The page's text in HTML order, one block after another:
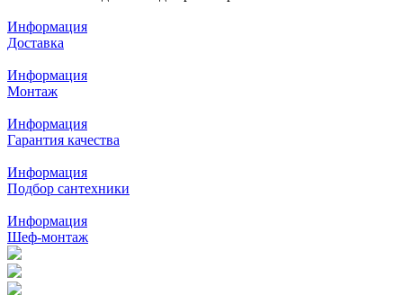
Информация
Доставка
Информация
Монтаж
Информация
Гарантия качества
Информация
Подбор сантехники
Информация
Шеф-монтаж